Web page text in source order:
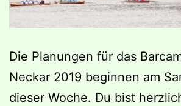
Die Planungen für das
Neckar 2019 beginnen am
dieser Woche. Du bist